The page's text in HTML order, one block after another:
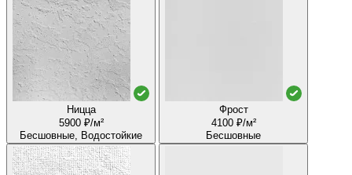
Ницца
5900 ₽/м²
Бесшовные, Водостойкие
Фрост
4100 ₽/м²
Бесшовные